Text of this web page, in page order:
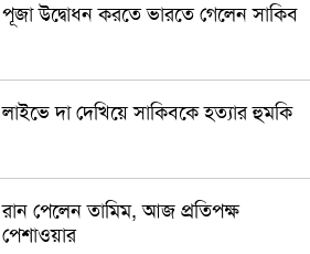
পূজা উদ্বোধন করতে ভারতে গেলেন সাকিব
লাইভে দা দেখিয়ে সাকিবকে হত্যার হুমকি
রান পেলেন তামিম, আজ প্রতিপক্ষ
পেশাওয়ার